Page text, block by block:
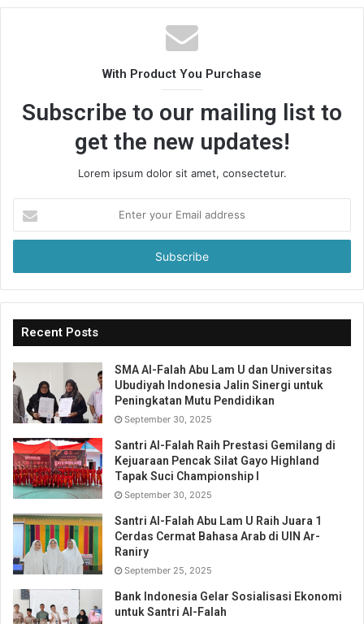
With Product You Purchase
Subscribe to our mailing list to
get the new updates!
Lorem ipsum dolor sit amet, consectetur.
your
Email
Recent Posts
SMA Al-Falah Abu Lam U dan Universitas
Ubudiyah Indonesia Jalin Sinergi untuk
Peningkatan Mutu Pendidikan
September 30, 2025
Santri Al-Falah Raih Prestasi Gemilang di
Kejuaraan Pencak Silat Gayo Highland
Tapak Suci Championship I
September 30, 2025
Santri Al-Falah Abu Lam U Raih Juara 1
Cerdas Cermat Bahasa Arab di UIN Ar-
Raniry
September 25, 2025
Bank Indonesia Gelar Sosialisasi Ekonomi
untuk Santri Al-Falah